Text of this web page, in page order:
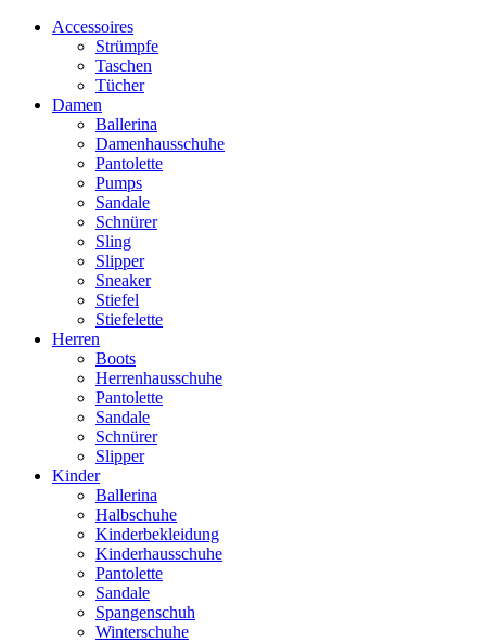
Accessoires
Strümpfe
Taschen
Tücher
Damen
Ballerina
Damenhausschuhe
Pantolette
Pumps
Sandale
Schnürer
Sling
Slipper
Sneaker
Stiefel
Stiefelette
Herren
Boots
Herrenhausschuhe
Pantolette
Sandale
Schnürer
Slipper
Kinder
Ballerina
Halbschuhe
Kinderbekleidung
Kinderhausschuhe
Pantolette
Sandale
Spangenschuh
Winterschuhe